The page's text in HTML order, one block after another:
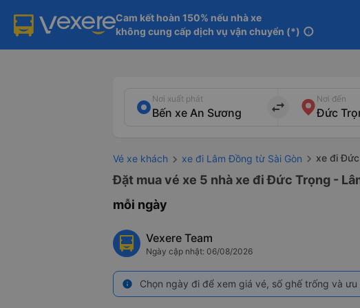
Cam kết hoàn 150% nếu nhà xe
không cung cấp dịch vụ vận chuyển (*) info
Nơi xuất phát
import_export
Nơi đến
Vé xe khách xe đi Lâm Đồng từ Sài Gòn xe đi
Đặt mua vé xe 5 nhà xe đi Đức Trọng -
mỗi ngày
Vexere Team
Ngày cập nhật: 06/08/2026
info Chọn ngày đi để xem giá vé, số ghế trống và